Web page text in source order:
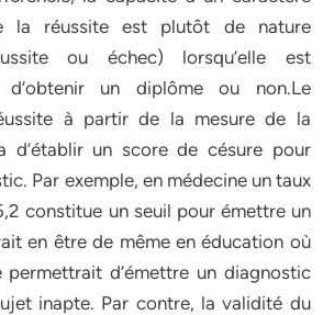
la réussite est plutôt de nature
ou échec) lorsqu’elle est
un diplôme ou non.Le
à partir de la mesure de la
d’établir un score de césure pour
Par exemple, en médecine un taux
constitue un seuil pour émettre un
en être de même en éducation où
d’émettre un diagnostic
inapte. Par contre, la validité du